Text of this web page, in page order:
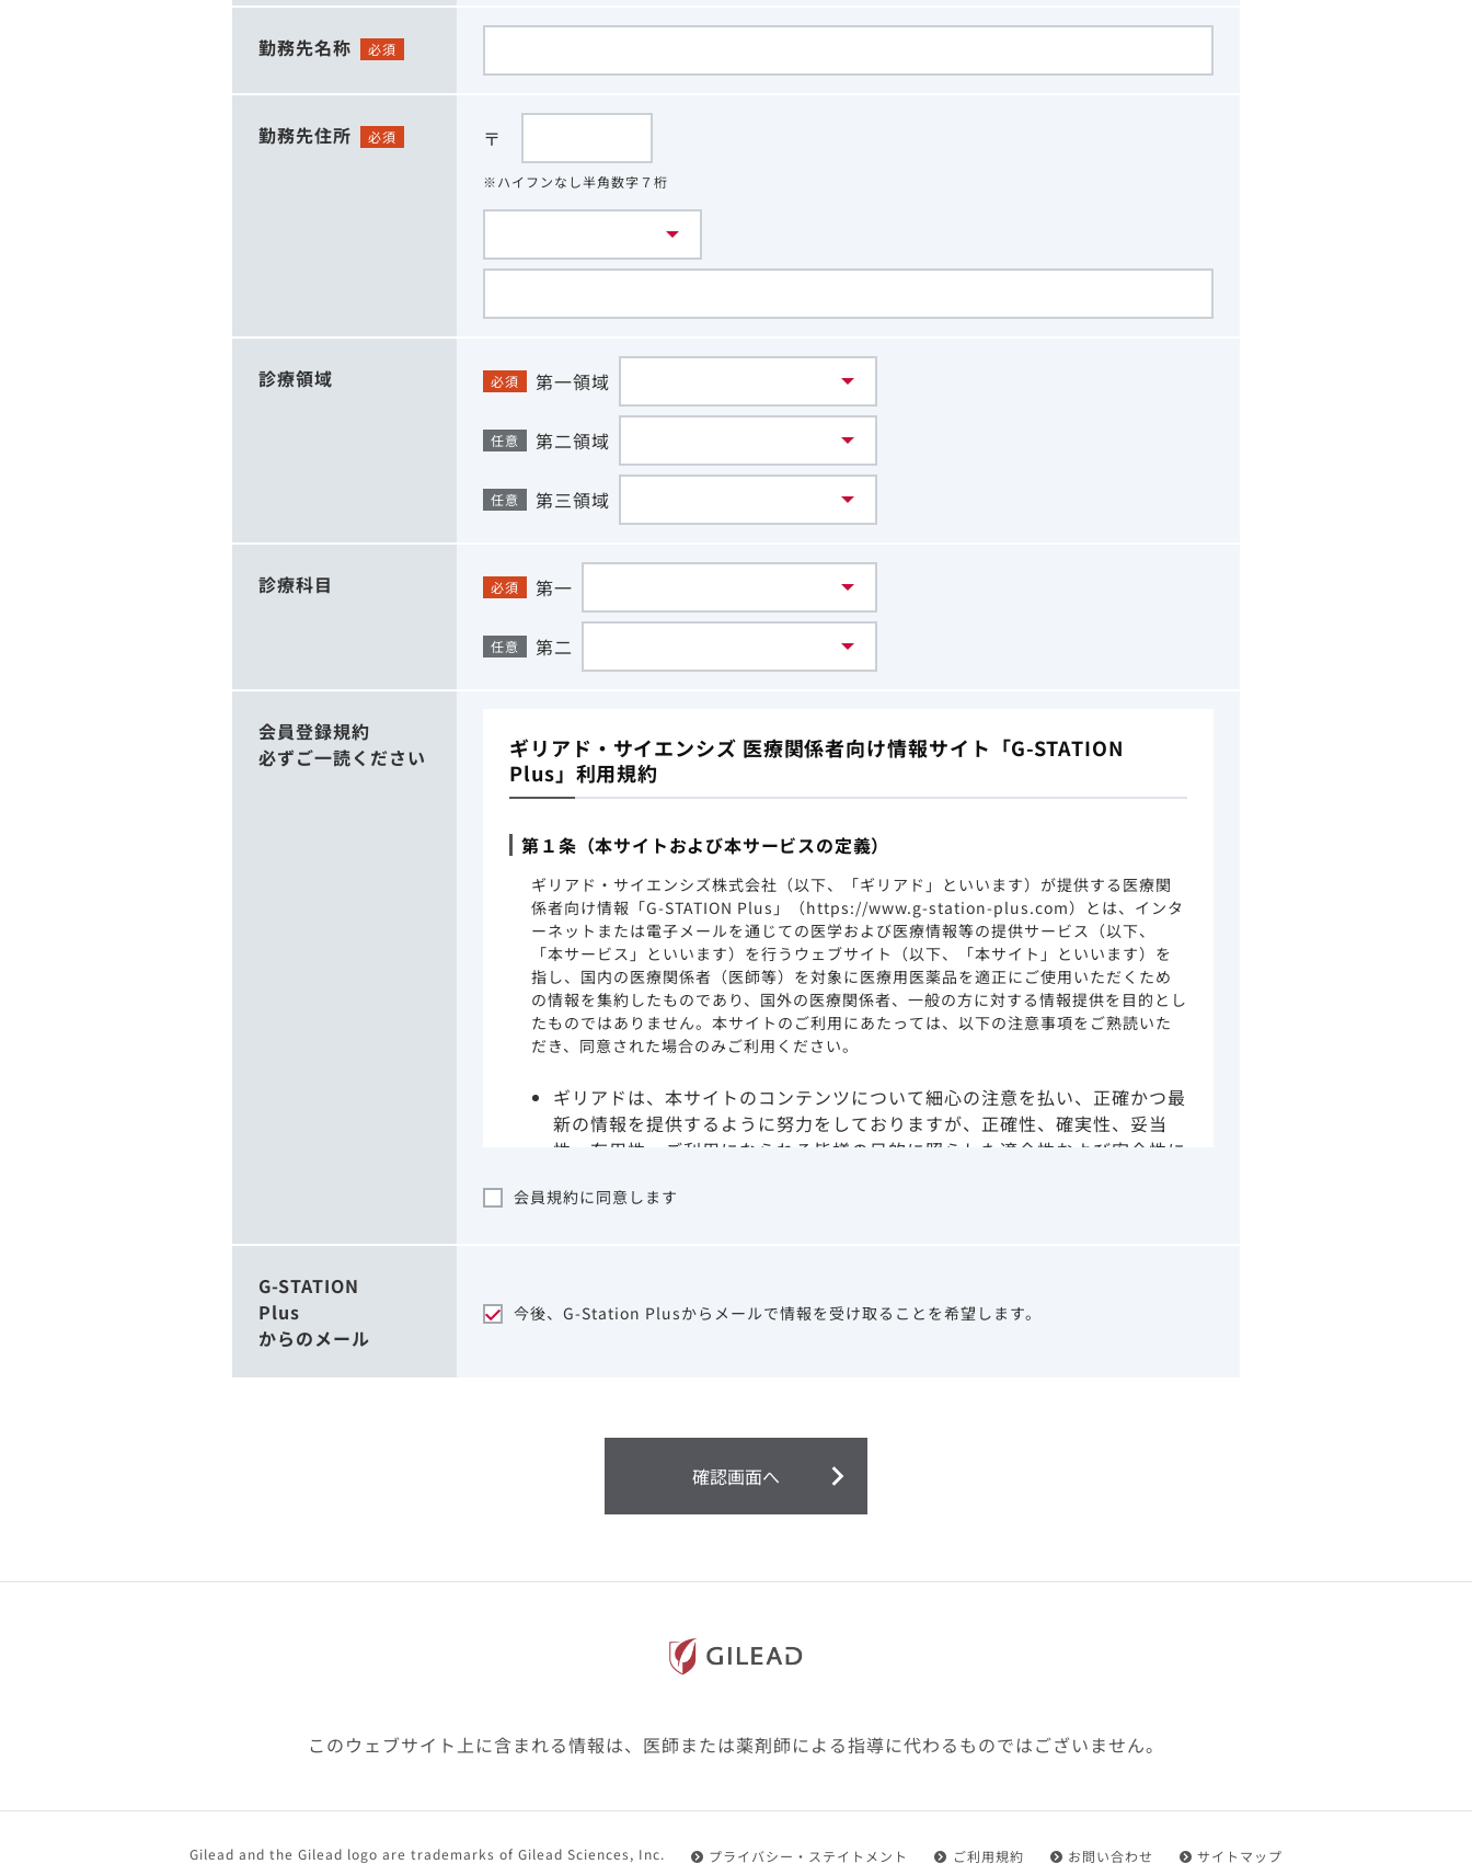
勤務先名称 必須
勤務先住所 必須 〒
※ハイフンなし半角数字７桁
診療領域 必須 第一領域
任意 第二領域
任意 第三領域
診療科目 必須 第一
任意 第二
会員登録規約
必ずご一読ください
ギリアド・サイエンシズ 医療関係者向け情報サイト「G-STATION
Plus」利用規約
第１条（本サイトおよび本サービスの定義）
ギリアド・サイエンシズ株式会社（以下、「ギリアド」といいます）が提供する医療関
係者向け情報「G-STATION Plus」（https://www.g-station-plus.com）とは、インタ
ーネットまたは電子メールを通じての医学および医療情報等の提供サービス（以下、
「本サービス」といいます）を行うウェブサイト（以下、「本サイト」といいます）を
指し、国内の医療関係者（医師等）を対象に医療用医薬品を適正にご使用いただくため
の情報を集約したものであり、国外の医療関係者、一般の方に対する情報提供を目的とし
たものではありません。本サイトのご利用にあたっては、以下の注意事項をご熟読いた
だき、同意された場合のみご利用ください。
ギリアドは、本サイトのコンテンツについて細心の注意を払い、正確かつ最
新の情報を提供するように努力をしておりますが、正確性、確実性、妥当
性、有用性、ご利用になられる皆様の目的に照らした適合性および安全性に
サイトを利用することまたは利用できなかったことより生じる損害について
本サイト内の情報は、医師その他医療関係者が行なうべきアドバイスやサー
第２条（会員）
1.会員とは、医療関係者の方で、本サービスの利用規約（以下、「本規約」といいます）
4.会員は、設置した機器がギリアドの示す利用環境に適合していない場合や自らの機器の
設定により本サービスの利用ができない場合があることを予め了承するものとします。ま
5.会員は、登録した会員情報に変更が生じた場合には、その都度速やかに本サイト内に設
会員規約に同意します
G-STATION
Plus
からのメール
今後、G-Station Plusからメールで情報を受け取ることを希望します。
確認画面へ
このウェブサイト上に含まれる情報は、医師または薬剤師による指導に代わるものではございません。
Gilead and the Gilead logo are trademarks of Gilead Sciences, Inc. プライバシー・ステイトメント ご利用規約 お問い合わせ サイトマップ